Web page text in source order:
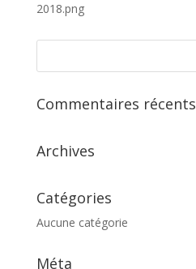
2018.png
Commentaires récents
Archives
Catégories
Aucune catégorie
Méta